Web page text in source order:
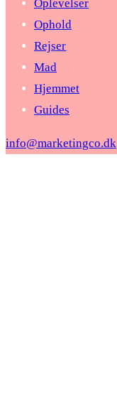
Oplevelser
Ophold
Rejser
Mad
Hjemmet
Guides
info@marketingco.dk